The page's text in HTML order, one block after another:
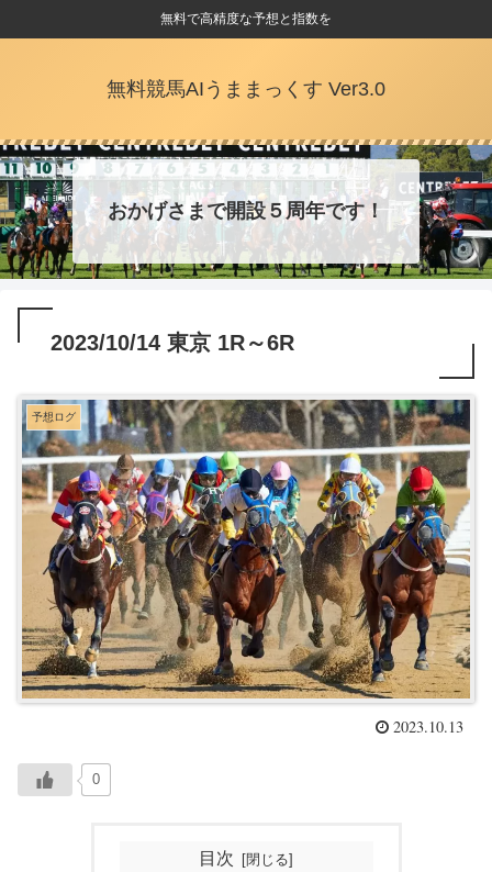
無料で高精度な予想と指数を
無料競馬AIうままっくす Ver3.0
おかげさまで開設５周年です！
2023/10/14 東京 1R～6R
予想ログ
2023.10.13
0
目次